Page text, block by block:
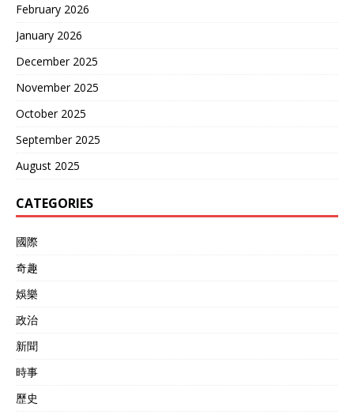
掉，AK47的子弹仅售2美
分，比糖果还便宜。阿尔巴
尼亚瞬间沦为欧洲的“军火超
市”，大量武器通过黑市流向
器，催生了日后臭名昭著
的“阿尔巴尼亚匪帮”。这些
品走私和人口贩卖，成为欧
部动乱的恶果，最终外溢至
得不授权多国部队介入平息
乱局。 90亿学费与一条新路
2009年，阿尔巴尼亚加入了
北约，彻底倒向西方。如
今，其人均GDP约为中国的
那段曾被歌颂的“中阿友
谊”，只剩下遍布乡野的碉堡
段历史，近90亿人民币的援
助，是中国外交支付的一笔
高昂学费。它用一种极其痛
苦的方式证明了一个道理：
February 2026
January 2026
December 2025
November 2025
October 2025
September 2025
August 2025
CATEGORIES
國際
奇趣
娛樂
政治
新聞
時事
歷史